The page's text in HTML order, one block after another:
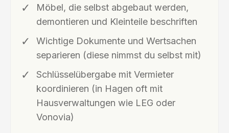
Möbel, die selbst abgebaut werden,
demontieren und Kleinteile beschriften
Wichtige Dokumente und Wertsachen
separieren (diese nimmst du selbst mit)
Schlüsselübergabe mit Vermieter
koordinieren (in Hagen oft mit
Hausverwaltungen wie LEG oder
Vonovia)